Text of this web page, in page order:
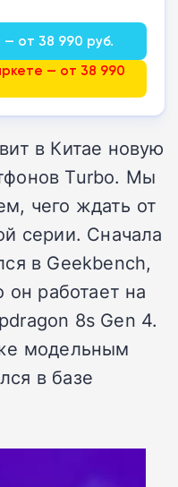
от 38 990 руб.
— от 38 990
в Китае новую
Turbo. Мы
чего ждать от
серии. Сначала
в Geekbench,
он работает на
8s Gen 4.
модельным
в базе